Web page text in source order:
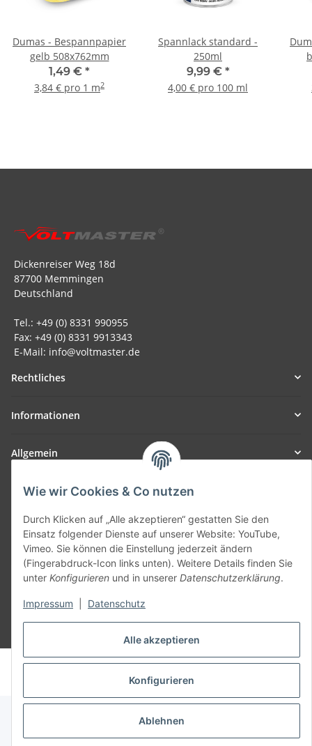
Alle akzeptieren
Konfigurieren
Ablehnen
Wie wir Cookies & Co nutzen
Durch Klicken auf „Alle akzeptieren“ gestatten Sie den
Einsatz folgender Dienste auf unserer Website: YouTube,
Vimeo. Sie können die Einstellung jederzeit ändern
(Fingerabdruck-Icon links unten). Weitere Details finden Sie
unter Konfigurieren und in unserer Datenschutzerklärung.
Impressum Datenschutz
Dumas - Bespannpapier
gelb 508x762mm
1,49 € *
3,84 € pro 1 m2
Spannlack standard -
250ml
9,99 € *
4,00 € pro 100 ml
Dickenreiser Weg 18d
87700 Memmingen
Deutschland
Tel.: +49 (0) 8331 990955
Fax: +49 (0) 8331 9913343
E-Mail: info@voltmaster.de
Rechtliches
Informationen
Allgemein
Teil unseres Netzwerks:
Vertrag widerrufen
© voltmaster.de
Powered byJTL-Shop